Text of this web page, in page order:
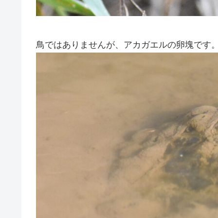
鳥ではありませんが、アカガエルの卵塊です